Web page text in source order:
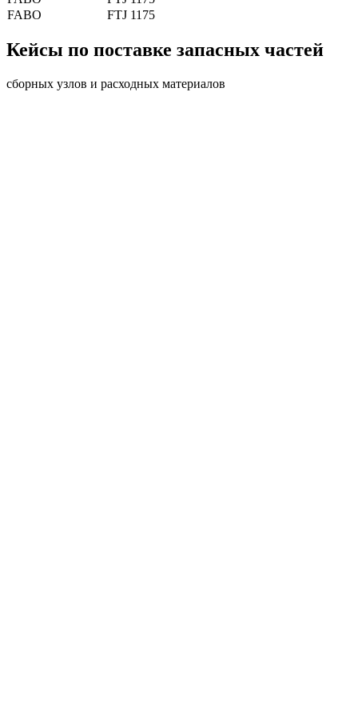
FABO
FTJ 1175
Кейсы по поставке запасных частей
сборных узлов и расходных материалов